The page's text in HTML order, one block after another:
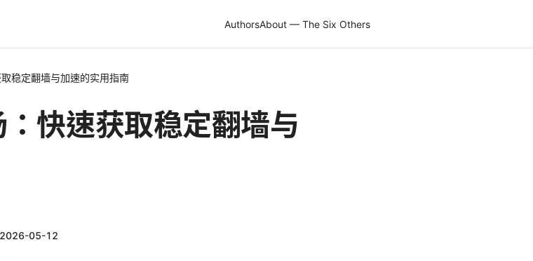
AuthorsAbout — The Six Others
稳定翻墙与加速的实用指南
快速获取稳定翻墙与
2026-05-12